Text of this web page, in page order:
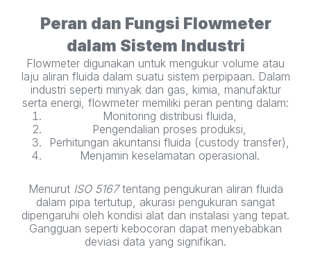
Peran dan Fungsi Flowmeter
dalam Sistem Industri
Flowmeter digunakan untuk mengukur volume atau
laju aliran fluida dalam suatu sistem perpipaan. Dalam
industri seperti minyak dan gas, kimia, manufaktur
serta energi, flowmeter memiliki peran penting dalam:
Monitoring distribusi fluida,
Pengendalian proses produksi,
Perhitungan akuntansi fluida (custody transfer),
Menjamin keselamatan operasional.
Menurut ISO 5167tentang pengukuran aliran fluida
dalam pipa tertutup, akurasi pengukuran sangat
dipengaruhi oleh kondisi alat dan instalasi yang tepat.
Gangguan seperti kebocoran dapat menyebabkan
deviasi data yang signifikan.